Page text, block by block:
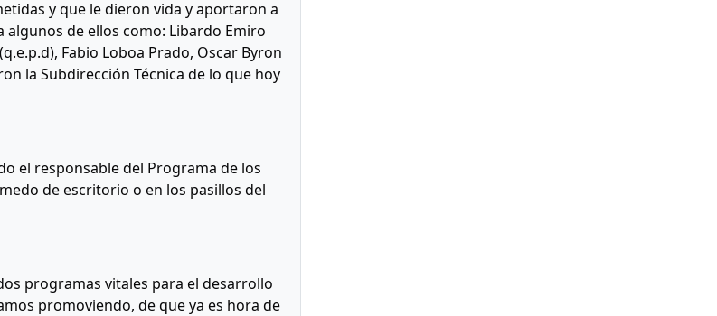
y que le dieron vida y aportaron a
algunos de ellos como: Libardo Emiro
Fabio Loboa Prado, Oscar Byron
la Subdirección Técnica de lo que hoy
el responsable del Programa de los
de escritorio o en los pasillos del
programas vitales para el desarrollo
promoviendo, de que ya es hora de